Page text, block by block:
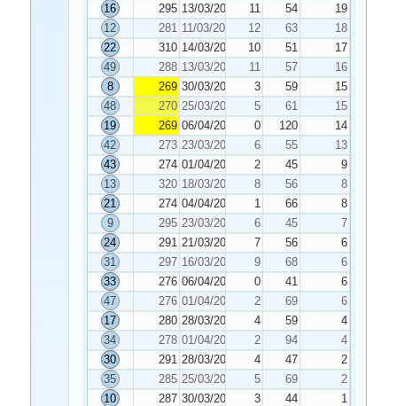
16
295 13/03/2026 11 54
19
12
281 11/03/2026 12 63
18
22
310 14/03/2026 10 51
17
49
288 13/03/2026 11 57
16
8
269 30/03/2026 3 59
15
48
270 25/03/2026 5 61
15
19
269 06/04/2026 0 120
14
42
273 23/03/2026 6 55
13
43
274 01/04/2026 2 45
9
13
320 18/03/2026 8 56
8
21
274 04/04/2026 1 66
8
9
295 23/03/2026 6 45
7
24
291 21/03/2026 7 56
6
31
297 16/03/2026 9 68
6
33
276 06/04/2026 0 41
6
47
276 01/04/2026 2 69
6
17
280 28/03/2026 4 59
4
34
278 01/04/2026 2 94
4
30
291 28/03/2026 4 47
2
35
285 25/03/2026 5 69
2
10
287 30/03/2026 3 44
1